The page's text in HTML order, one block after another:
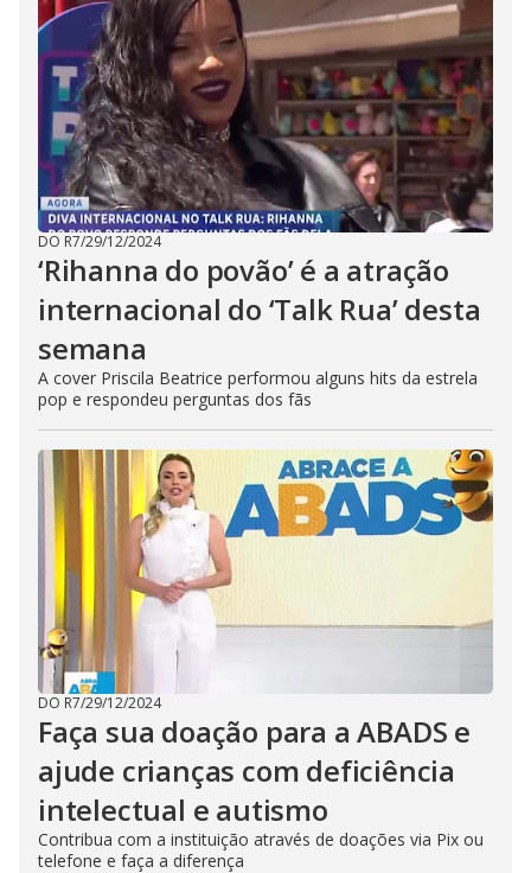
DO R7/29/12/2024
‘Rihanna do povão’ é a atração
internacional do ‘Talk Rua’ desta
semana
A cover Priscila Beatrice performou alguns hits da estrela
pop e respondeu perguntas dos fãs
DO R7/29/12/2024
Faça sua doação para a ABADS e
ajude crianças com deficiência
intelectual e autismo
Contribua com a instituição através de doações via Pix ou
telefone e faça a diferença